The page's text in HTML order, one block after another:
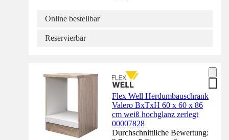
Online bestellbar
Reservierbar
Flex Well Herdumbauschrank
Valero BxTxH 60 x 60 x 86
cm weiß hochglanz zerlegt
00007828
Durchschnittliche Bewertung: